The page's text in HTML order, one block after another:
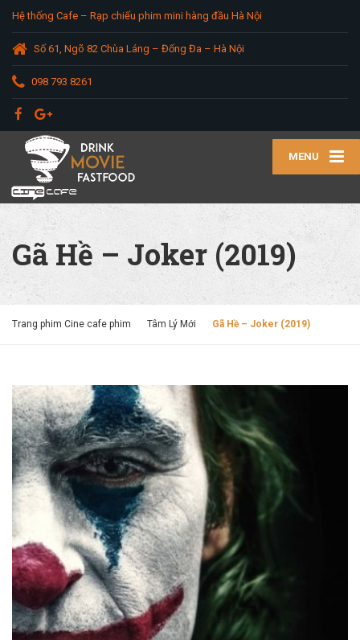
Hệ thống Cafe – Rạp chiếu phim mini hàng đầu Hà Nội
Số 61, Ngõ 82 Chùa Láng – Đống Đa – Hà Nội
098 793 8261
MENU
Gã Hề – Joker (2019)
Trang phim Cine cafe phim Tâm Lý Mới Gã Hề – Joker (2019)